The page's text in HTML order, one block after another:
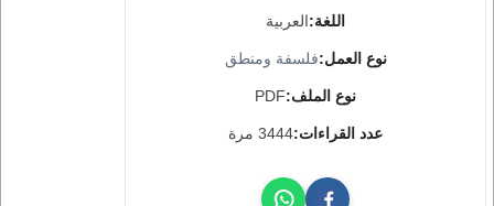
اللغة:العربية
نوع العمل:فلسفة ومنطق
نوع الملف:PDF
عدد القراءات:3444 مرة